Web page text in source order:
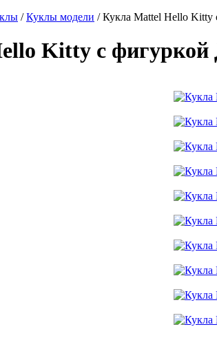
/Куклы модели /Кукла Mattel Hello
Kitty с